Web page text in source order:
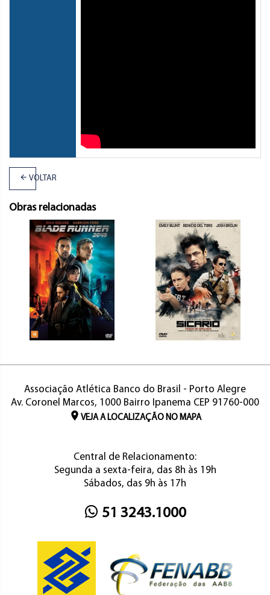
VOLTAR
Obras relacionadas
Associação Atlética Banco do Brasil - Porto Alegre
Av. Coronel Marcos, 1000 Bairro Ipanema CEP 91760-000
VEJA A LOCALIZAÇÃO NO MAPA
Central de Relacionamento:
Segunda a sexta-feira, das 8h às 19h
Sábados, das 9h às 17h
51 3243.1000